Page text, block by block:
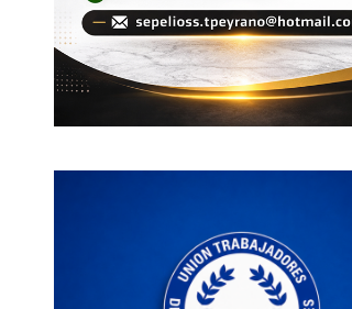
Profundo pesar en la comunidad
de El Socorro...